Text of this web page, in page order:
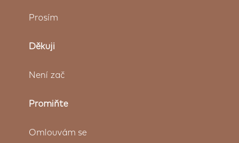
Prosím
Děkuji
Není zač
Promiňte
Omlouvám se